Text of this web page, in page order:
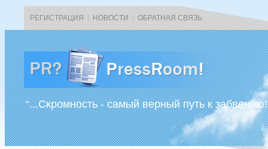
РЕГИСТРАЦИЯ НОВОСТИ ОБРАТНАЯ СВЯЗЬ
“...Скромность - самый верный путь к